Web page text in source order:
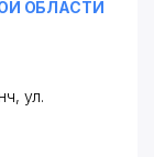
ОБЛАСТИ
ул.